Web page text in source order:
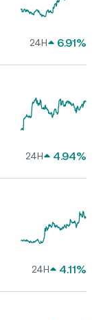
24H 6.91%
24H 4.94%
24H 4.11%